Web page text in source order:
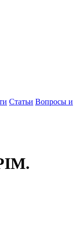
Статьи Вопросы и